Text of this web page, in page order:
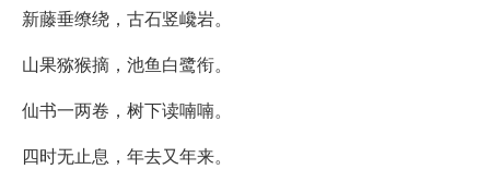
新藤垂缭绕，古石竖巉岩。
山果猕猴摘，池鱼白鹭衔。
仙书一两卷，树下读喃喃。
四时无止息，年去又年来。